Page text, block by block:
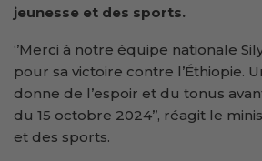
jeunesse et des sports.
‘’Merci à notre équipe nationale
pour sa victoire contre l’Éthiopie.
donne de l’espoir et du tonus
du 15 octobre 2024’’, réagit le
et des sports.